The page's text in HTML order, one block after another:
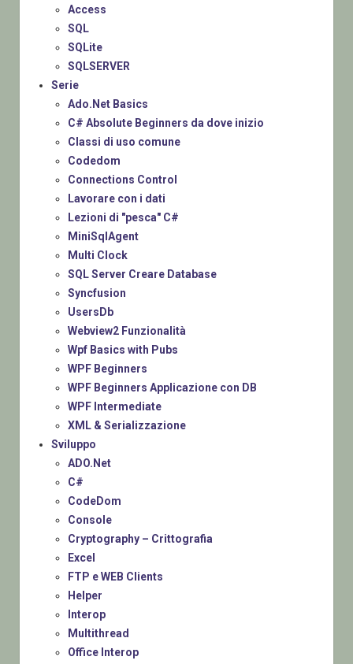
Access
SQL
SQLite
SQLSERVER
Serie
Ado.Net Basics
C# Absolute Beginners da dove inizio
Classi di uso comune
Codedom
Connections Control
Lavorare con i dati
Lezioni di "pesca" C#
MiniSqlAgent
Multi Clock
SQL Server Creare Database
Syncfusion
UsersDb
Webview2 Funzionalità
Wpf Basics with Pubs
WPF Beginners
WPF Beginners Applicazione con DB
WPF Intermediate
XML & Serializzazione
Sviluppo
ADO.Net
C#
CodeDom
Console
Cryptography – Crittografia
Excel
FTP e WEB Clients
Helper
Interop
Multithread
Office Interop